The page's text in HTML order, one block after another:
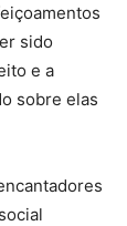
sido
e a
sobre elas